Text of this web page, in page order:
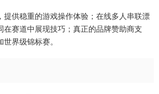
提供稳重的游戏操作体验；在线多人串联漂
在赛道中展现技巧；真正的品牌赞助商支
界级锦标赛。